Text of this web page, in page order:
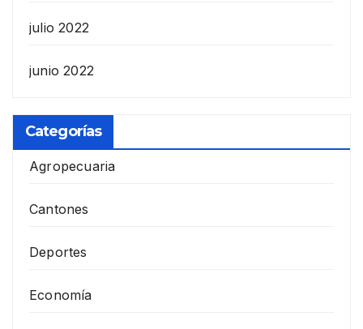
julio 2022
junio 2022
Categorías
Agropecuaria
Cantones
Deportes
Economía